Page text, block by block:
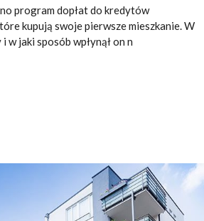
program dopłat do kredytów
kupują swoje pierwsze mieszkanie. W
w jaki sposób wpłynął on n